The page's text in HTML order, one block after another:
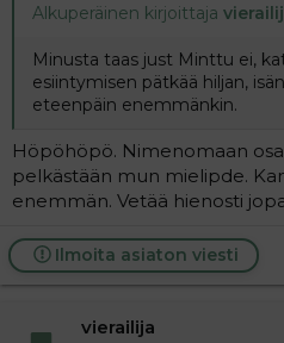
Alkuperäinen kirjoittaja
Minusta taas just Minttu ei,
esiintymisen pätkää hiljan,
eteenpäin enemmänkin.
Höpöhöpö. Nimenomaan
pelkästään mun mielipde.
enemmän. Vetää hienosti
Ilmoita asiaton viesti
vierailija